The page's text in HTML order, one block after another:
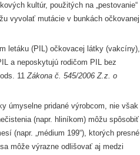
kultúr, použitých na „pestovanie“
vyvolať mutácie v bunkách očkovanej
letáku (PIL) očkovacej látky (vakcíny),
a neposkytujú rodičom PIL bez
11Zákona č. 545/2006 Z.z. o
úmyselne pridané výrobcom, nie však
(napr. hliníkom) môžu spôsobiť
(napr. „médium 199“), ktorých presné
môže výrazne odlišovať aj medzi